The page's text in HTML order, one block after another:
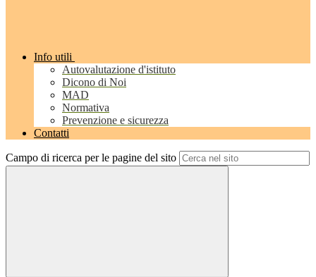
Info utili
Autovalutazione d'istituto
Dicono di Noi
MAD
Normativa
Prevenzione e sicurezza
Contatti
Campo di ricerca per le pagine del sito